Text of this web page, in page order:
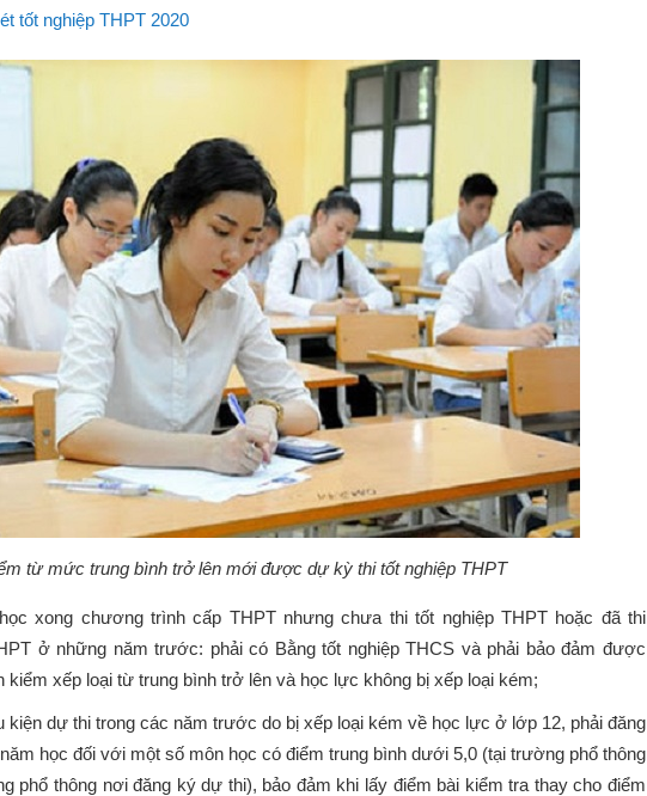
tốt nghiệp THPT 2020
từ mức trung bình trở lên mới được dự kỳ thi tốt nghiệp THPT
xong chương trình cấp THPT nhưng chưa thi tốt nghiệp THPT hoặc đã thi
ở những năm trước: phải có Bằng tốt nghiệp THCS và phải bảo đảm được
kiểm xếp loại từ trung bình trở lên và học lực không bị xếp loại kém;
kiện dự thi trong các năm trước do bị xếp loại kém về học lực ở lớp 12, phải đăng
học đối với một số môn học có điểm trung bình dưới 5,0 (tại trường phổ thông
phổ thông nơi đăng ký dự thi), bảo đảm khi lấy điểm bài kiểm tra thay cho điểm